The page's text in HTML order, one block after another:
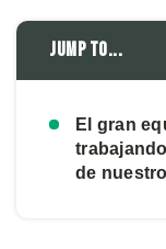
Jump to...
El gran
de